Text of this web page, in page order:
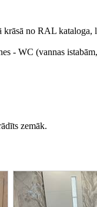
no RAL kataloga,
- WC (vannas
zemāk.